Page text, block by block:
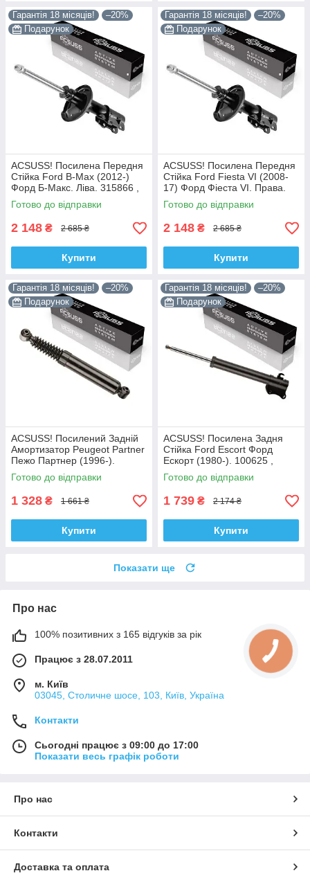
Гарантія 18 місяців!
–20%
Подарунок
ACSUSS! Посилена Передня
Стійка Ford B-Max (2012-)
Форд Б-Макс. Ліва. 315866 ,
3348042 Корея!
Готово до відправки
2 148 ₴ 2 685 ₴
Купити
Гарантія 18 місяців!
–20%
Подарунок
ACSUSS! Посилена Передня
Стійка Ford Fiesta VI (2008-
17) Форд Фіеста VI. Права.
315867 , 3348032 Корея!
Готово до відправки
2 148 ₴ 2 685 ₴
Купити
Гарантія 18 місяців!
–20%
Подарунок
ACSUSS! Посилений Задній
Амортизатор Peugeot Partner
Пежо Партнер (1996-).
200450 , 341237 Корея!
Готово до відправки
1 328 ₴ 1 661 ₴
Купити
Гарантія 18 місяців!
–20%
Подарунок
ACSUSS! Посилена Задня
Стійка Ford Escort Форд
Ескорт (1980-). 100625 ,
332801 Корея!
Готово до відправки
1 739 ₴ 2 174 ₴
Купити
Показати ще
Про нас
100% позитивних з 165 відгуків за рік
Працює з 28.07.2011
м. Київ
03045, Столичне шосе, 103, Київ, Україна
Контакти
Сьогодні працює з 09:00 до 17:00
Показати весь графік роботи
Про нас
Контакти
Доставка та оплата